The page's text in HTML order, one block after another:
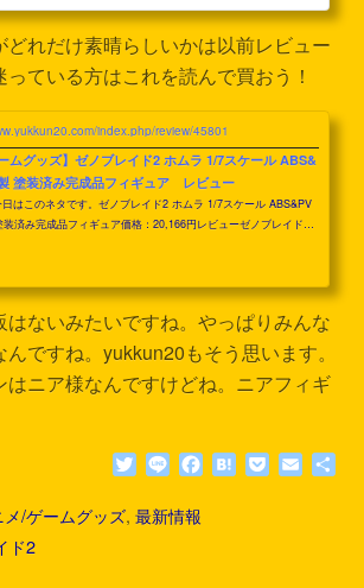
どれだけ素晴らしいかは以前レビュー
ている方はこれを読んで買おう！
index.php/review/45801
ームグッズ】ゼノブレイド2 ホムラ 1/7スケール ABS&
塗装済み完成品フィギュア レビュー
日はこのネタです。ゼノブレイド2 ホムラ 1/7スケール ABS&PV
済み完成品フィギュア価格：20,166円レビューゼノブレイドの
ィギュアだけ買おうと思っていたんですけど、どう考えても2つ
飾るべきデザインですよね…ずるいよ… パッケージの表に描かれ
次元イラストと寸分違わぬこの造形はすごいですよね。中身はこ
じ。背中の羽のようなパーツは本体にひっ...
はないみたいですね。やっぱりみんな
ですね。yukkun20もそう思います。
はニア様なんですけどね。ニアフィギ
T
i
L
n
e
F
H
P
E
メ/ゲームグッズ, 最新情報
ド2